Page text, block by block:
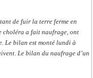
de fuir la terre ferme en
choléra a fait naufrage, ont
Le bilan est monté lundi à
Le bilan du naufrage d’un